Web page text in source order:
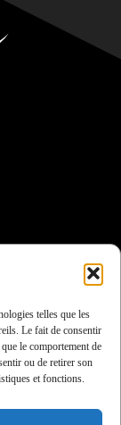
telles que les
Le fait de consentir
le comportement de
ou de retirer son
et fonctions.